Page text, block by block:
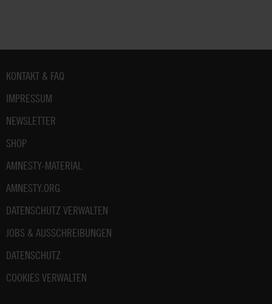
Fußbereich
KONTAKT & FAQ
IMPRESSUM
NEWSLETTER
SHOP
AMNESTY-MATERIAL
AMNESTY.ORG
DATENSCHUTZ VERWALTEN
JOBS & AUSSCHREIBUNGEN
DATENSCHUTZ
COOKIES VERWALTEN